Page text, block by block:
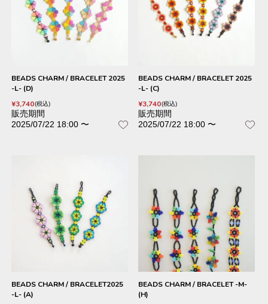
BEADS CHARM / BRACELET 2025
-L- (D)
¥3,740 税込
販売期間
2025/07/22 18:00 〜
BEADS CHARM / BRACELET 2025
-L- (C)
¥3,740 税込
販売期間
2025/07/22 18:00 〜
BEADS CHARM / BRACELET2025
-L- (A)
BEADS CHARM / BRACELET -M-
(H)